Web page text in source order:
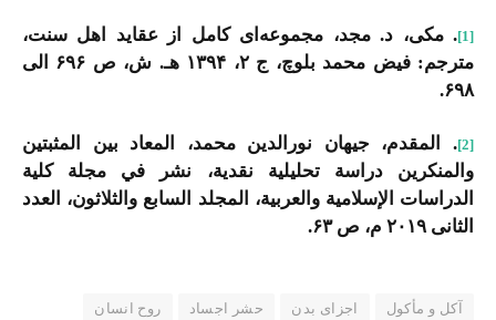
[1]. مکی، د. مجد، مجموعه‌ای کامل از عقاید اهل سنت،
مترجم: فیض محمد بلوچ، ج ۲، ۱۳۹۴ هـ. ش، ص ۶۹۶ الی
۶۹۸.
[2]. المقدم، جیهان نورالدین محمد، المعاد بین المثبتین
والمنکرین دراسة تحلیلیة نقدیة، نشر في مجلة کلیة
الدراسات الإسلامیة والعربیة، المجلد السابع والثلاثون، العدد
الثانی ۲۰۱۹ م، ص ۶۳.
آکل و مأکول اجزای بدن حشر اجساد
روح انسان